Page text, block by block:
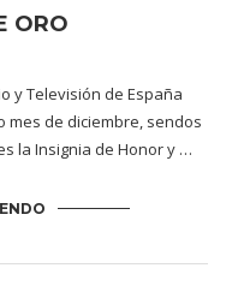
ORO
y Televisión de España
mes de diciembre, sendos
la Insignia de Honor y …